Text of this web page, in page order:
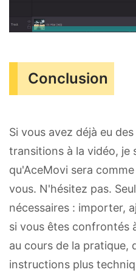
Conclusion
Si vous avez déjà eu
transitions à la vidéo, je
qu'AceMovi sera
vous. N'hésitez pas.
nécessaires : importer,
si vous êtes confrontés
au cours de la pratique,
instructions plus